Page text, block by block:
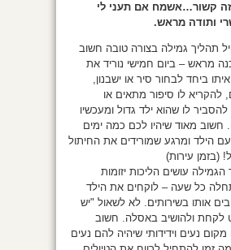
קשור…אשמח אם תעני לי
ותודה מראש.
תהליך גמילה בצורה טובה חשוב
מראש – ביום חמישי נוריד את
ביחד לבחור סיר או ישבנון,
להקריא לו סיפור מתאים או
לו שהוא ילד גדול ומעכשיו
חשוב מאוד שיהיו לכם כמה ימים
הילד ומרגע שמורידים את החיתול
(בזמן עירות)
עושים הליכות יזומות
כל שעה – לוקחים את הילד
אותו בשירותים. לא לשאול "יש
לקחת ולהושיב באסלה. חשוב
מקום נעים וידידותי שיהיה להם נעים